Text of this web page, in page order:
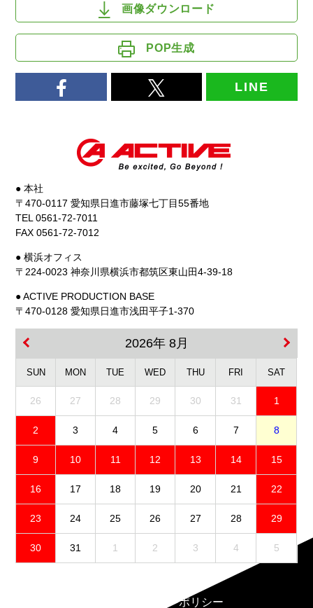
画像ダウンロード
POP生成
LINE
● 本社
〒470-0117 愛知県日進市藤塚七丁目55番地
TEL 0561-72-7011
FAX 0561-72-7012
● 横浜オフィス
〒224-0023 神奈川県横浜市都筑区東山田4-39-18
● ACTIVE PRODUCTION BASE
〒470-0128 愛知県日進市浅田平子1-370
2026年 8月
SUN MON TUE WED THU FRI SAT
26 27 28 29 30 31 1
2 3 4 5 6 7 8
9 10 11 12 13 14 15
16 17 18 19 20 21 22
23 24 25 26 27 28 29
30 31 1 2 3 4 5
プライバシーポリシー